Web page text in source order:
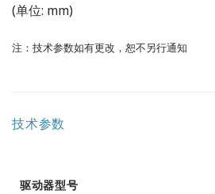
(单位: mm)
注：技术参数如有更改，恕不另行通知
技术参数
驱动器型号